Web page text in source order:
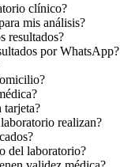
clínico?
mis análisis?
resultados?
por WhatsApp?
tarjeta?
realizan?
del laboratorio?